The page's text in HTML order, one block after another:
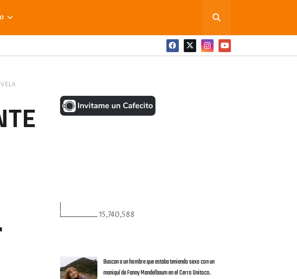
15,740,588
Buscan a un hombre que estaba teniendo sexo con un
maniquí de Fanny Mandelbaum en el Cerro Unitoco.